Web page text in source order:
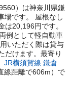
）は神奈川県鎌
場です。 屋根なし
は20,196円です。
例として軽自動車
いただく際は貸与
けます。 最寄り
JR横須賀線 鎌倉
線距離で606m） で